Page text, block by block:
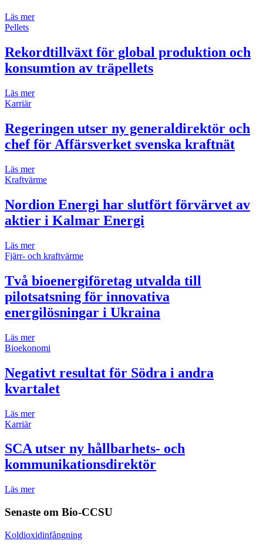
Läs mer
Pellets
Rekordtillväxt för global produktion och
konsumtion av träpellets
Läs mer
Karriär
Regeringen utser ny generaldirektör och
chef för Affärsverket svenska kraftnät
Läs mer
Kraftvärme
Nordion Energi har slutfört förvärvet av
aktier i Kalmar Energi
Läs mer
Fjärr- och kraftvärme
Två bioenergiföretag utvalda till
pilotsatsning för innovativa
energilösningar i Ukraina
Läs mer
Bioekonomi
Negativt resultat för Södra i andra
kvartalet
Läs mer
Karriär
SCA utser ny hållbarhets- och
kommunikationsdirektör
Läs mer
Senaste om Bio-CCSU
Koldioxidinfångning